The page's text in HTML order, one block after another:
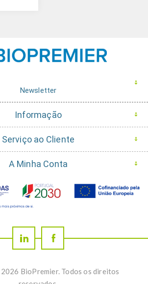
Newsletter
Informação
Serviço ao Cliente
A Minha Conta
BioPremier. Todos os direitos